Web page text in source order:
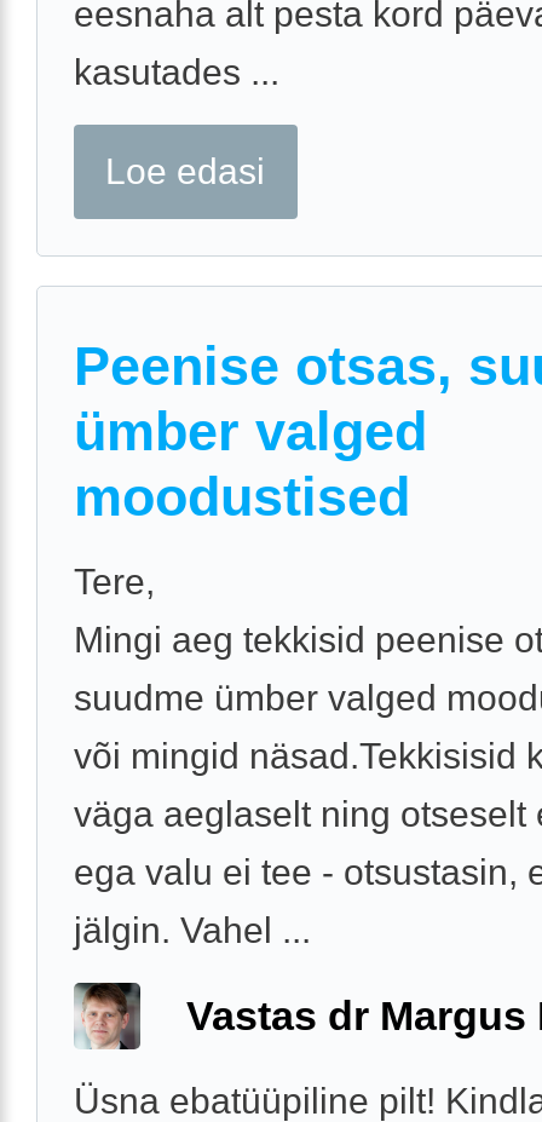
eesnaha alt pesta kord
kasutades ...
Loe edasi
Peenise otsas,
ümber valged
moodustised
Tere,
Mingi aeg tekkisid peenise
suudme ümber valged
või mingid näsad.Tekkisisid
väga aeglaselt ning otseselt
ega valu ei tee - otsustasin,
jälgin. Vahel ...
Vastas dr Margus
Üsna ebatüüpiline pilt!